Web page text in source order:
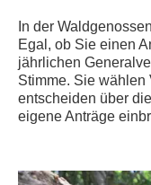
In der
Egal, ob Sie einen
jährlichen
Stimme. Sie wählen
entscheiden über
eigene Anträge